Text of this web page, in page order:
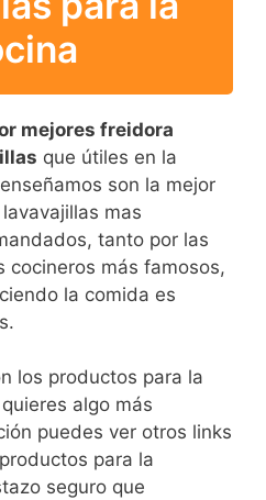
mejores freidora
que útiles en la
son la mejor
mas
tanto por las
cocineros más famosos,
la comida es
los productos para la
algo más
puedes ver otros links
para la
seguro que